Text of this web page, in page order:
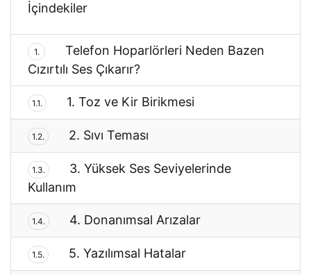
İçindekiler
1.
Telefon Hoparlörleri Neden Bazen
Cızırtılı Ses Çıkarır?
1.1. 1. Toz ve Kir Birikmesi
1.2. 2. Sıvı Teması
1.3.
3. Yüksek Ses Seviyelerinde
Kullanım
1.4. 4. Donanımsal Arızalar
1.5. 5. Yazılımsal Hatalar